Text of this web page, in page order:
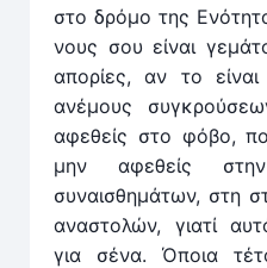
στο δρόμο της
νους σου είναι
απορίες, αν το
ανέμους
αφεθείς στο φόβο,
μην αφεθείς
συναισθημάτων, στη
αναστολών, γιατί
για σένα. Όποια